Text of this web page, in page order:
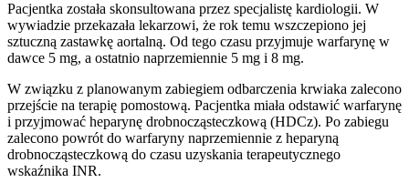
Pacjentka została skonsultowana przez specjalistę kardiologii. W
wywiadzie przekazała lekarzowi, że rok temu wszczepiono jej
sztuczną zastawkę aortalną. Od tego czasu przyjmuje warfarynę w
dawce 5 mg, a ostatnio naprzemiennie 5 mg i 8 mg.
W związku z planowanym zabiegiem odbarczenia krwiaka zalecono
przejście na terapię pomostową. Pacjentka miała odstawić warfarynę
i przyjmować heparynę drobnocząsteczkową (HDCz). Po zabiegu
zalecono powrót do warfaryny naprzemiennie z heparyną
drobnocząsteczkową do czasu uzyskania terapeutycznego
wskaźnika INR.